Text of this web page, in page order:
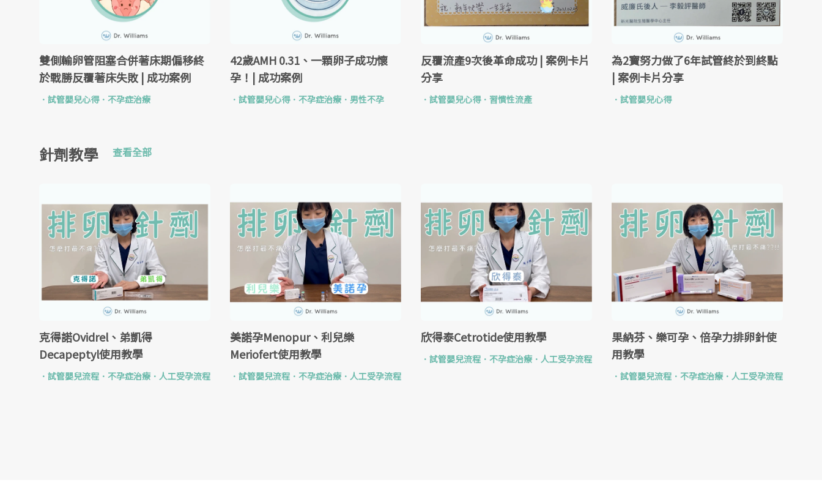
雙側輸卵管阻塞合併著床期偏移終
於戰勝反覆著床失敗 | 成功案例
． 試管嬰兒心得． 不孕症治療
42歲AMH 0.31、一顆卵子成功懷
孕！| 成功案例
． 試管嬰兒心得． 不孕症治療． 男性不孕
反覆流產9次後革命成功 | 案例卡片
分享
． 試管嬰兒心得． 習慣性流產
為2寶努力做了6年試管終於到終點
| 案例卡片分享
． 試管嬰兒心得
針劑教學 查看全部
克得諾Ovidrel、弟凱得
Decapeptyl使用教學
． 試管嬰兒流程 ． 不孕症治療． 人工受孕流程
美諾孕Menopur、利兒樂
Meriofert使用教學
． 試管嬰兒流程 ． 不孕症治療． 人工受孕流程
欣得泰Cetrotide使用教學
． 試管嬰兒流程 ． 不孕症治療． 人工受孕流程
果納芬、樂可孕、倍孕力排卵針使
用教學
． 試管嬰兒流程 ． 不孕症治療． 人工受孕流程